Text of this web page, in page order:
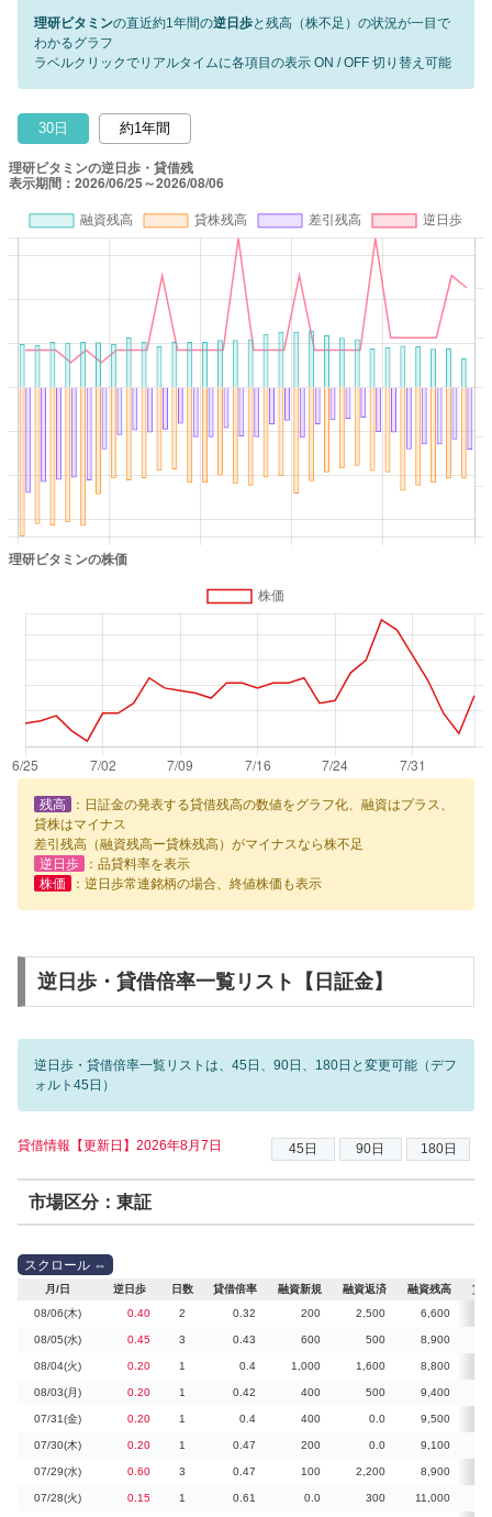
理研ビタミンの直近約1年間の逆日歩と残高（株不足）の状況が一目で
わかるグラフ
ラベルクリックでリアルタイムに各項目の表示 ON / OFF 切り替え可能
30日 約1年間
残高
：日証金の発表する貸借残高の数値をグラフ化、融資はプラス、
貸株はマイナス
差引残高（融資残高ー貸株残高）がマイナスなら株不足
逆日歩
：品貸料率を表示
株価
：逆日歩常連銘柄の場合、終値株価も表示
逆日歩・貸借倍率一覧リスト【日証金】
逆日歩・貸借倍率一覧リストは、45日、90日、180日と変更可能（デフ
ォルト45日）
貸借情報【更新日】2026年8月7日
市場区分：東証
月/日 逆日歩 日数 貸借倍率 融資新規 融資返済 融資残高
貸
08/06(木)
0.40 2 0.32 200 2,500 6,600
08/05(水) 0.45 3 0.43 600 500 8,900
08/04(火) 0.20 1 0.4 1,000 1,600 8,800
08/03(月) 0.20 1 0.42 400 500 9,400
07/31(金) 0.20 1 0.4 400 0.0 9,500
07/30(木) 0.20 1 0.47 200 0.0 9,100
07/29(水) 0.60 3 0.47 100 2,200 8,900
07/28(火) 0.15 1 0.61 0.0 300 11,000